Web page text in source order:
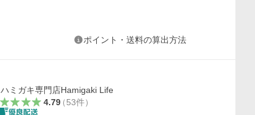
ポイント・送料の算出方法
ハミガキ専門店Hamigaki Life
4.79（53件）